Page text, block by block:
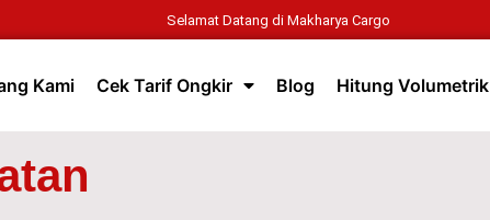
Selamat Datang di Makharya Cargo
Kami Cek Tarif Ongkir Blog Hitung Volumetrik